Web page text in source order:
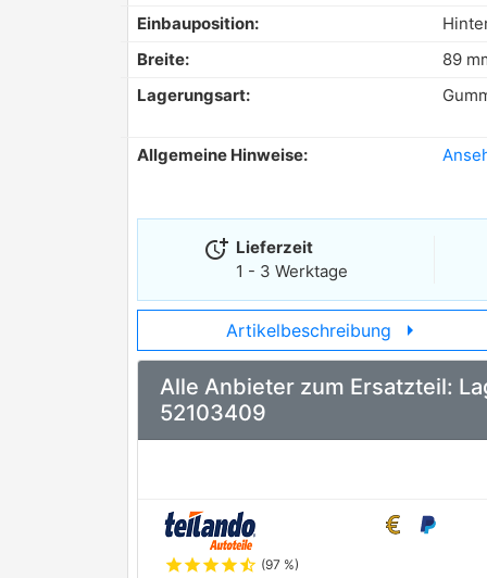
Einbauposition:
Breite:
89
Lagerungsart:
Allgemeine Hinweise:
more_time Lieferzeit
1 - 3 Werktage
Artikelbeschreibung arrow_right
Alle Anbieter zum Ersatzteil:
52103409
starstarstarstarstar_half (97 %)